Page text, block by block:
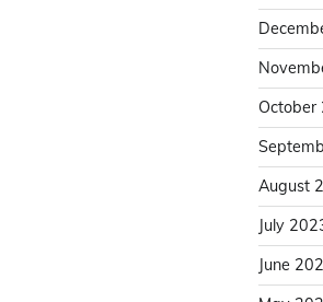
October
August
July
June